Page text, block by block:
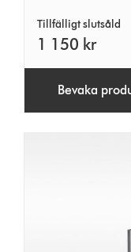
Tillfälligt slutsåld
1 150 kr
Bevaka